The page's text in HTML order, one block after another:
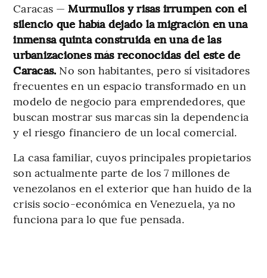
Caracas —Murmullos y risas irrumpen con el
silencio que había dejado la migración en una
inmensa quinta construida en una de las
urbanizaciones más reconocidas del este de
Caracas. No son habitantes, pero sí visitadores
frecuentes en un espacio transformado en un
modelo de negocio para emprendedores, que
buscan mostrar sus marcas sin la dependencia
y el riesgo financiero de un local comercial.
La casa familiar, cuyos principales propietarios
son actualmente parte de los 7 millones de
venezolanos en el exterior que han huido de la
crisis socio-económica en Venezuela, ya no
funciona para lo que fue pensada.